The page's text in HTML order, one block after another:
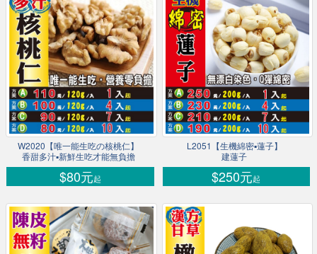
W2020【唯一能生吃の核桃仁】
香甜多汁▪新鮮生吃才能無負擔
$80元起
L2051【生機綿密▪蓮子】
建蓮子
$250元起